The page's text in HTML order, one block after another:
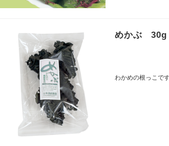
めかぶ 30g
わかめの根っこで